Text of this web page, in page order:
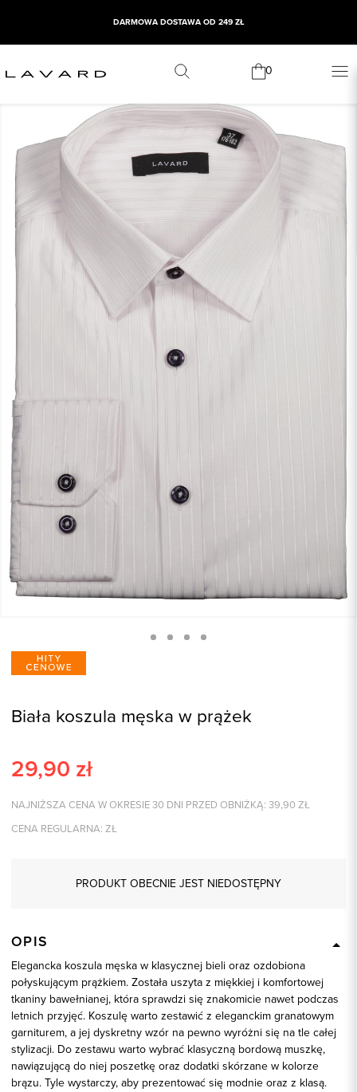
DARMOWA DOSTAWA OD 249 ZŁ
0
Biała koszula męska w prążek
29,90 zł
NAJNIŻSZA CENA W OKRESIE 30 DNI PRZED OBNIŻKĄ: 39,90 ZŁ
CENA REGULARNA: ZŁ
PRODUKT OBECNIE JEST NIEDOSTĘPNY
OPIS
Elegancka koszula męska w klasycznej bieli oraz ozdobiona
połyskującym prążkiem. Została uszyta z miękkiej i komfortowej
tkaniny bawełnianej, która sprawdzi się znakomicie nawet podczas
letnich przyjęć. Koszulę warto zestawić z eleganckim granatowym
garniturem, a jej dyskretny wzór na pewno wyróżni się na tle całej
stylizacji. Do zestawu warto wybrać klasyczną bordową muszkę,
nawiązującą do niej poszetkę oraz dodatki skórzane w kolorze
brązu. Tyle wystarczy, aby prezentować się modnie oraz z klasą.